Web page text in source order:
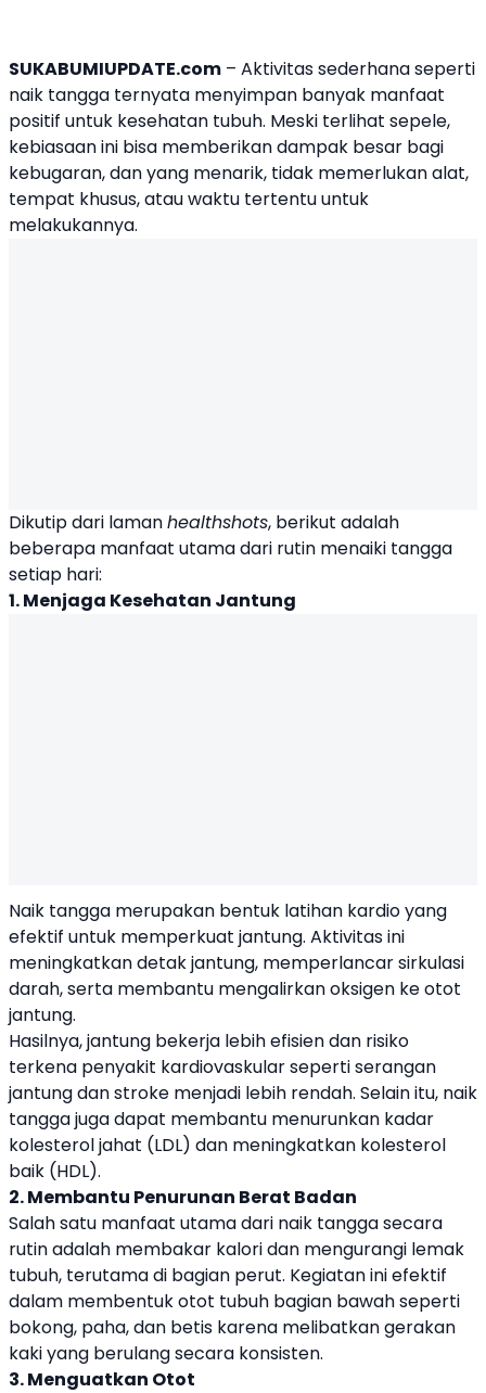
SUKABUMIUPDATE.com – Aktivitas sederhana seperti
naik tangga ternyata menyimpan banyak manfaat
positif untuk kesehatan tubuh. Meski terlihat sepele,
kebiasaan ini bisa memberikan dampak besar bagi
kebugaran, dan yang menarik, tidak memerlukan alat,
tempat khusus, atau waktu tertentu untuk
melakukannya.
Dikutip dari lamanhealthshots, berikut adalah
beberapa manfaat utama dari rutin menaiki tangga
setiap hari:
1. Menjaga Kesehatan Jantung
Naik tangga merupakan bentuk latihan kardio yang
efektif untuk memperkuat jantung. Aktivitas ini
meningkatkan detak jantung, memperlancar sirkulasi
darah, serta membantu mengalirkan oksigen ke otot
jantung.
Hasilnya, jantung bekerja lebih efisien dan risiko
terkena penyakit kardiovaskular seperti serangan
jantung dan stroke menjadi lebih rendah. Selain itu, naik
tangga juga dapat membantu menurunkan kadar
kolesterol jahat (LDL) dan meningkatkan kolesterol
baik (HDL).
2. Membantu Penurunan Berat Badan
Salah satu manfaat utama dari naik tangga secara
rutin adalah membakar kalori dan mengurangi lemak
tubuh, terutama di bagian perut. Kegiatan ini efektif
dalam membentuk otot tubuh bagian bawah seperti
bokong, paha, dan betis karena melibatkan gerakan
kaki yang berulang secara konsisten.
3. Menguatkan Otot